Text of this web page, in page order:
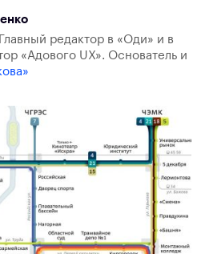
редактор в «Оди» и в
«Адового UX». Основатель и